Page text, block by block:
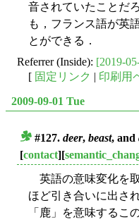
音されていたことだ
も，フランス語が英
とができる．
Referrer (Inside): [2019-
[ 固定リンク | 印刷用
2009-09-01 Tue
#127. deer, beast, and
[contact][
英語の意味変化を
ほど引き合いに出さ
「鹿」を意味するこ